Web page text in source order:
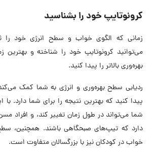
کرونوتایپ خود را بشناسید
زمانی که الگوی خواب و سطح انرژی خود را
می‌توانید کرونوتایپ خود را شناخته و بهترین
بهره‌وری بالاتر را پیدا کنید.
ردیابی سطح بهره‌وری و انرژی به شما کمک می‌کند
پیدا کنید که بهترین نتیجه را برای شما دارد. با
شما می‌تواند در طول زمان تغییر کند، و افراد
دارد که تیپ‌های صبحگاهی باشند. همچنین،
خواب در کودکان نیز با بزرگسالان متفاوت است.